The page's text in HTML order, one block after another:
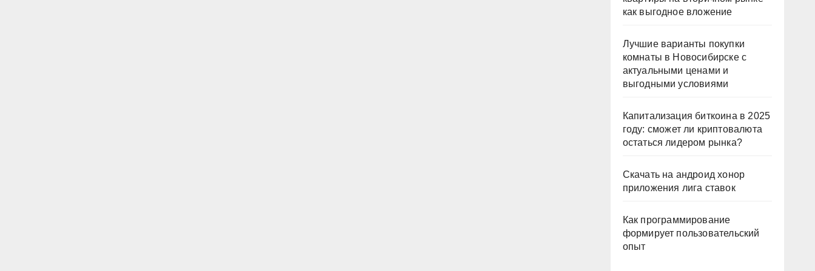
как выгодное вложение
Лучшие варианты покупки
комнаты в Новосибирске с
актуальными ценами и
выгодными условиями
Капитализация биткоина в 2025
году: сможет ли криптовалюта
остаться лидером рынка?
Скачать на андроид хонор
приложения лига ставок
Как программирование
формирует пользовательский
опыт